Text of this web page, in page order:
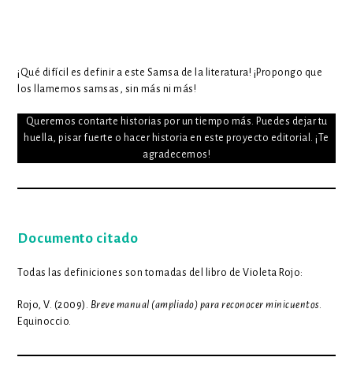
¡Qué difícil es definir a este Samsa de la literatura! ¡Propongo que
los llamemos samsas, sin más ni más!
Queremos contarte historias por un tiempo más. Puedes dejar tu
huella, pisar fuerte o hacer historia en este proyecto editorial. ¡Te
agradecemos!
Documento citado
Todas las definiciones son tomadas del libro de Violeta Rojo:
Rojo, V. (2009). Breve manual (ampliado) para reconocer minicuentos.
Equinoccio.